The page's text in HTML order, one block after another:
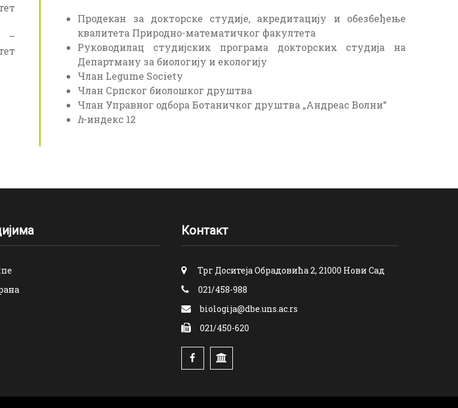
–
Продекан за докторске студије, акредитацију и обезбеђење
квалитета Природно-математичког факултета
Руководилац студијских програма докторских студија на
Департману за биологију и екологију
Члан Legume Society
Члан Српског биолошког друштва
Члан Управног одбора Ботаничког друштва „Андреас Волни“
h-индекс 12
Контакт
Трг Доситеја Обрадовића 2, 21000 Нови Сад
021/458-988
biologija@dbe.uns.ac.rs
021/450-620